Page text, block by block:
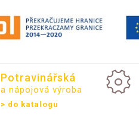
Potravinářská
a nápojová výroba
> do katalogu